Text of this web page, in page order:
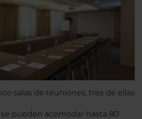
salas de reuniones, tres de ellas
pueden acomodar hasta 80